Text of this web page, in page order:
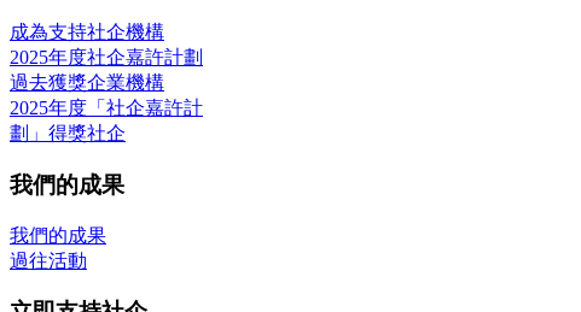
成為支持社企機構
2025年度社企嘉許計劃
過去獲獎企業機構
2025年度「社企嘉許計
劃」得獎社企
我們的成果
我們的成果
過往活動